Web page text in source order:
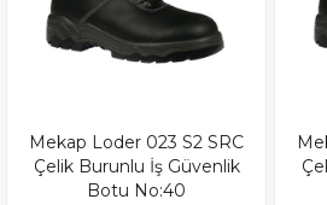
Mekap Loder 023 S2 SRC
Çelik Burunlu İş Güvenlik
Botu No:40